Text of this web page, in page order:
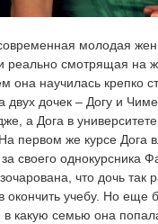
молодая
реально смотрящая на
она научилась крепко
двух дочек – Догу и
а Дога в
первом же курсе Дога
своего однокурсника
что дочь так
окончить учебу. Но еще
в какую семью она